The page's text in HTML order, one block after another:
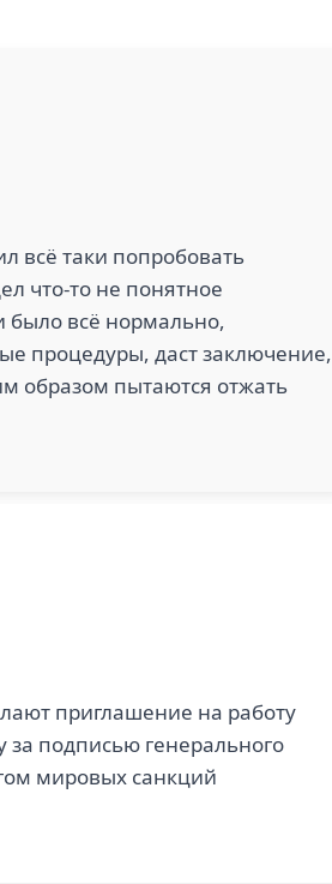
всё таки попробовать
что-то не понятное
было всё нормально,
процедуры, даст заключение,
образом пытаются отжать
приглашение на работу
за подписью генерального
мировых санкций